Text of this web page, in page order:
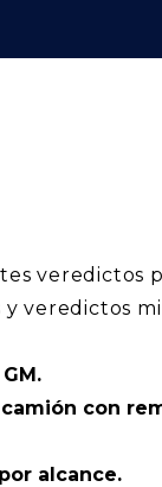
veredictos
veredictos
con
alcance.